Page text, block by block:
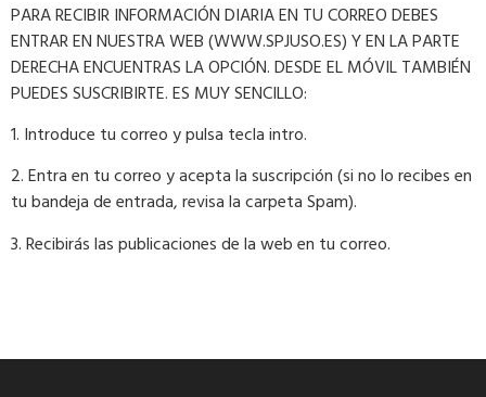
PARA RECIBIR INFORMACIÓN DIARIA EN TU CORREO DEBES
ENTRAR EN NUESTRA WEB (WWW.SPJUSO.ES) Y EN LA PARTE
DERECHA ENCUENTRAS LA OPCIÓN. DESDE EL MÓVIL TAMBIÉN
PUEDES SUSCRIBIRTE. ES MUY SENCILLO:
1. Introduce tu correo y pulsa tecla intro.
2. Entra en tu correo y acepta la suscripción (si no lo recibes en
tu bandeja de entrada, revisa la carpeta Spam).
3. Recibirás las publicaciones de la web en tu correo.